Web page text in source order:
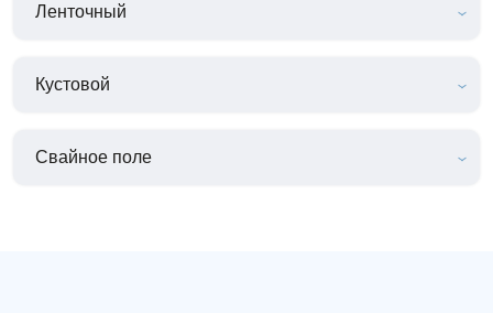
Ленточный
Кустовой
Свайное поле